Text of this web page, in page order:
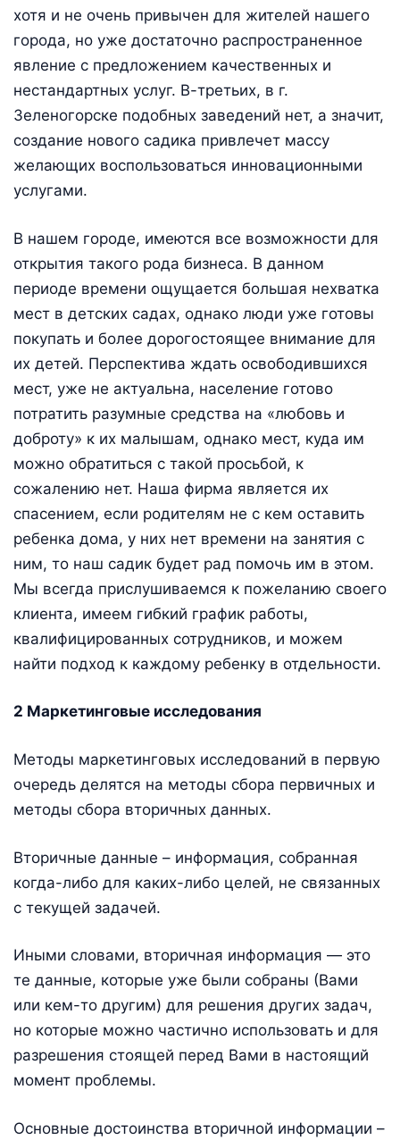
хотя и не очень привычен для жителей нашего
города, но уже достаточно распространенное
явление с предложением качественных и
нестандартных услуг. В-третьих, в г.
Зеленогорске подобных заведений нет, а значит,
создание нового садика привлечет массу
желающих воспользоваться инновационными
услугами.
В нашем городе, имеются все возможности для
открытия такого рода бизнеса. В данном
периоде времени ощущается большая нехватка
мест в детских садах, однако люди уже готовы
покупать и более дорогостоящее внимание для
их детей. Перспектива ждать освободившихся
мест, уже не актуальна, население готово
потратить разумные средства на «любовь и
доброту» к их малышам, однако мест, куда им
можно обратиться с такой просьбой, к
сожалению нет. Наша фирма является их
спасением, если родителям не с кем оставить
ребенка дома, у них нет времени на занятия с
ним, то наш садик будет рад помочь им в этом.
Мы всегда прислушиваемся к пожеланию своего
клиента, имеем гибкий график работы,
квалифицированных сотрудников, и можем
найти подход к каждому ребенку в отдельности.
2 Маркетинговые исследования
Методы маркетинговых исследований в первую
очередь делятся на методы сбора первичных и
методы сбора вторичных данных.
Вторичные данные – информация, собранная
когда-либо для каких-либо целей, не связанных
с текущей задачей.
Иными словами, вторичная информация — это
те данные, которые уже были собраны (Вами
или кем-то другим) для решения других задач,
но которые можно частично использовать и для
разрешения стоящей перед Вами в настоящий
момент проблемы.
Основные достоинства вторичной информации –